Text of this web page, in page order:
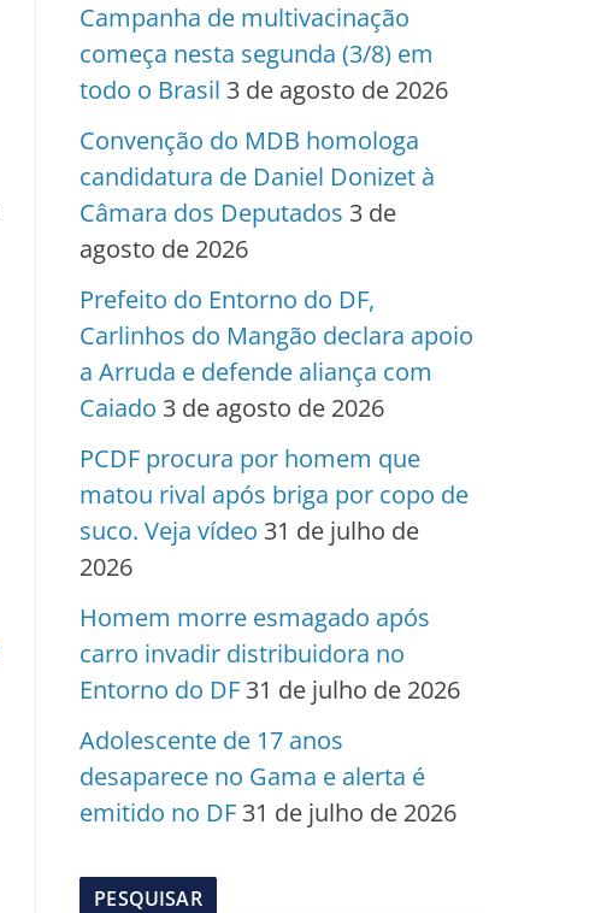
Campanha de multivacinação
começa nesta segunda (3/8) em
todo o Brasil 3 de agosto de 2026
Convenção do MDB homologa
candidatura de Daniel Donizet à
Câmara dos Deputados 3 de
agosto de 2026
Prefeito do Entorno do DF,
Carlinhos do Mangão declara apoio
a Arruda e defende aliança com
Caiado 3 de agosto de 2026
PCDF procura por homem que
matou rival após briga por copo de
suco. Veja vídeo 31 de julho de
2026
Homem morre esmagado após
carro invadir distribuidora no
Entorno do DF 31 de julho de 2026
Adolescente de 17 anos
desaparece no Gama e alerta é
emitido no DF 31 de julho de 2026
PESQUISAR